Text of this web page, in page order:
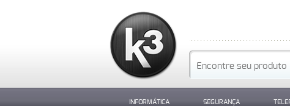
INFORMÁTICA SEGURANÇA